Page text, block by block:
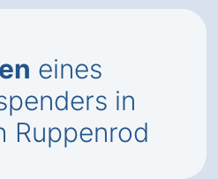
eines
in
Ruppenrod